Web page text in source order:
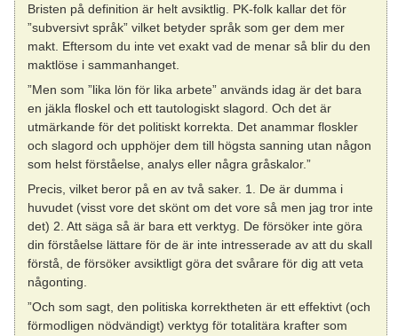
Bristen på definition är helt avsiktlig. PK-folk kallar det för
”subversivt språk” vilket betyder språk som ger dem mer
makt. Eftersom du inte vet exakt vad de menar så blir du den
maktlöse i sammanhanget.
”Men som ”lika lön för lika arbete” används idag är det bara
en jäkla floskel och ett tautologiskt slagord. Och det är
utmärkande för det politiskt korrekta. Det anammar floskler
och slagord och upphöjer dem till högsta sanning utan någon
som helst förståelse, analys eller några gråskalor.”
Precis, vilket beror på en av två saker. 1. De är dumma i
huvudet (visst vore det skönt om det vore så men jag tror inte
det) 2. Att säga så är bara ett verktyg. De försöker inte göra
din förståelse lättare för de är inte intresserade av att du skall
förstå, de försöker avsiktligt göra det svårare för dig att veta
någonting.
”Och som sagt, den politiska korrektheten är ett effektivt (och
förmodligen nödvändigt) verktyg för totalitära krafter som